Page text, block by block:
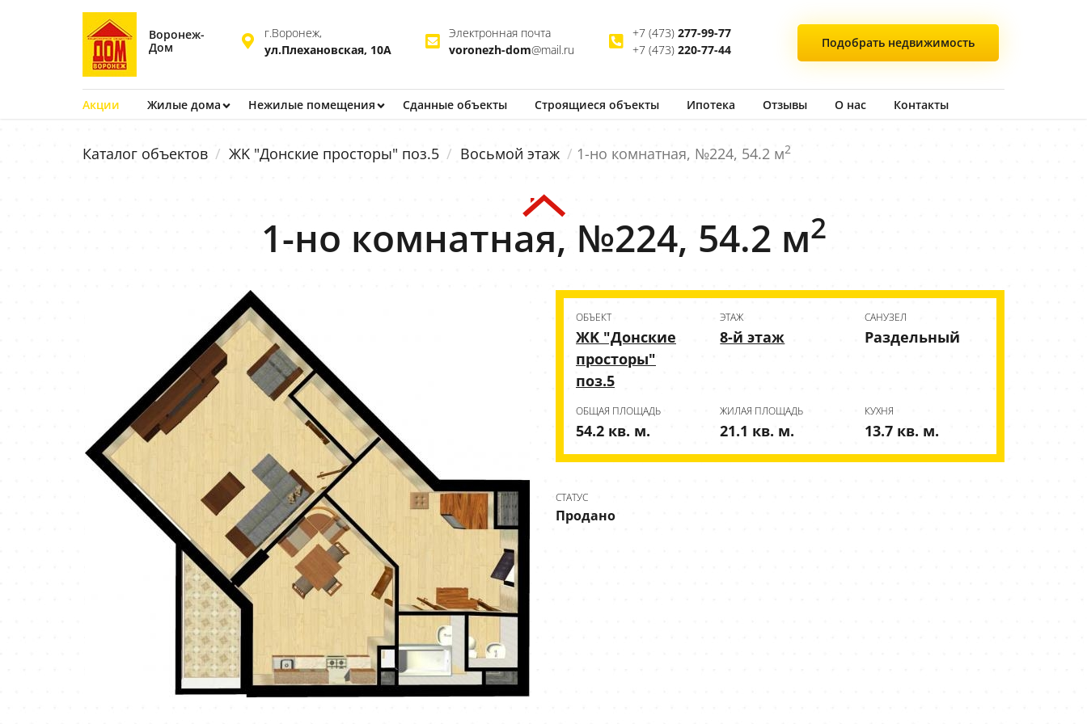
Воронеж-
Дом
Подобрать недвижимость
г.Воронеж,
ул.Плехановская, 10А
Электронная почта
voronezh-dom@mail.ru
+7 (473) 277-99-77
+7 (473) 220-77-44
Акции Жилые дома Нежилые помещения Сданные объекты Строящиеся объекты Ипотека Отзывы О нас Контакты
Каталог объектов ЖK "Донские просторы" поз.5 Восьмой этаж 1-но комнатная, №224, 54.2 м2
1-но комнатная, №224, 54.2 м2
ОБЪЕКТ
ЖK "Донские
просторы"
поз.5
ЭТАЖ
8-й этаж
CАНУЗЕЛ
Раздельный
ОБЩАЯ ПЛОЩАДЬ
54.2 кв. м.
ЖИЛАЯ ПЛОЩАДЬ
21.1 кв. м.
КУХНЯ
13.7 кв. м.
СТАТУС
Продано